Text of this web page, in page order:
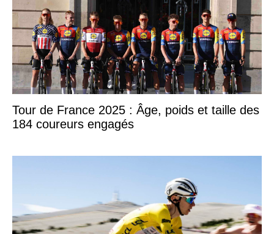
Tour de France 2025 : Âge, poids et taille des
184 coureurs engagés